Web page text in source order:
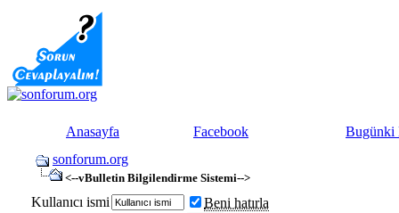
Anasayfa Facebook
Bugünki
sonforum.org
<--vBulletin Bilgilendirme Sistemi-->
Kullanıcı ismi
Beni hatırla